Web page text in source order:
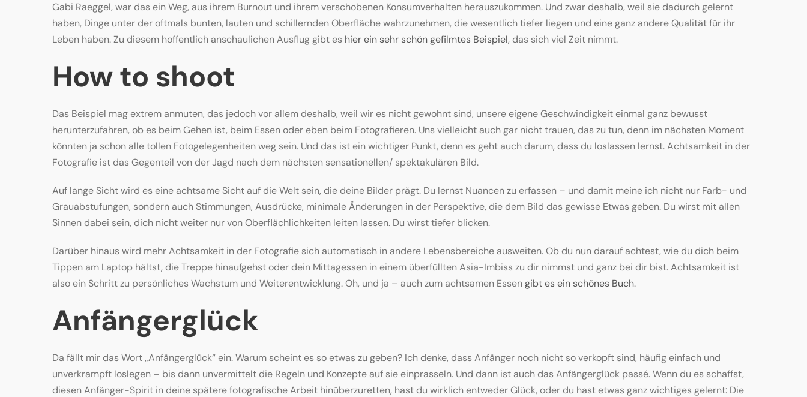
Gabi Raeggel, war das ein Weg, aus ihrem Burnout und ihrem verschobenen Konsumverhalten herauszukommen. Und zwar deshalb, weil sie dadurch gelernt
haben, Dinge unter der oftmals bunten, lauten und schillernden Oberfläche wahrzunehmen, die wesentlich tiefer liegen und eine ganz andere Qualität für ihr
Leben haben. Zu diesem hoffentlich anschaulichen Ausflug gibt es hier ein sehr schön gefilmtes Beispiel, das sich viel Zeit nimmt.
How to shoot
Das Beispiel mag extrem anmuten, das jedoch vor allem deshalb, weil wir es nicht gewohnt sind, unsere eigene Geschwindigkeit einmal ganz bewusst
herunterzufahren, ob es beim Gehen ist, beim Essen oder eben beim Fotografieren. Uns vielleicht auch gar nicht trauen, das zu tun, denn im nächsten Moment
könnten ja schon alle tollen Fotogelegenheiten weg sein. Und das ist ein wichtiger Punkt, denn es geht auch darum, dass du loslassen lernst. Achtsamkeit in der
Fotografie ist das Gegenteil von der Jagd nach dem nächsten sensationellen/ spektakulären Bild.
Auf lange Sicht wird es eine achtsame Sicht auf die Welt sein, die deine Bilder prägt. Du lernst Nuancen zu erfassen – und damit meine ich nicht nur Farb- und
Grauabstufungen, sondern auch Stimmungen, Ausdrücke, minimale Änderungen in der Perspektive, die dem Bild das gewisse Etwas geben. Du wirst mit allen
Sinnen dabei sein, dich nicht weiter nur von Oberflächlichkeiten leiten lassen. Du wirst tiefer blicken.
Darüber hinaus wird mehr Achtsamkeit in der Fotografie sich automatisch in andere Lebensbereiche ausweiten. Ob du nun darauf achtest, wie du dich beim
Tippen am Laptop hältst, die Treppe hinaufgehst oder dein Mittagessen in einem überfüllten Asia-Imbiss zu dir nimmst und ganz bei dir bist. Achtsamkeit ist
also ein Schritt zu persönliches Wachstum und Weiterentwicklung. Oh, und ja – auch zum achtsamen Essengibt es ein schönes Buch.
Anfängerglück
Da fällt mir das Wort „Anfängerglück“ ein. Warum scheint es so etwas zu geben? Ich denke, dass Anfänger noch nicht so verkopft sind, häufig einfach und
unverkrampft loslegen – bis dann unvermittelt die Regeln und Konzepte auf sie einprasseln. Und dann ist auch das Anfängerglück passé. Wenn du es schaffst,
diesen Anfänger-Spirit in deine spätere fotografische Arbeit hinüberzuretten, hast du wirklich entweder Glück, oder du hast etwas ganz wichtiges gelernt: Die